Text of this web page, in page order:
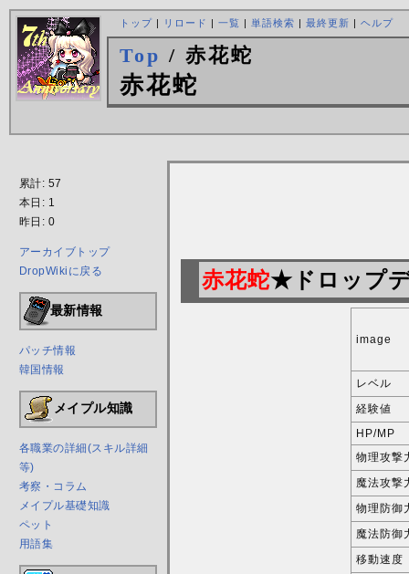
トップ| リロード | 一覧 | 単語検索 | 最終更新 | ヘルプ
Top / 赤花蛇
赤花蛇
累計: 57
本日: 1
昨日: 0
アーカイブトップ
DropWikiに戻る
最新情報
パッチ情報
韓国情報
メイプル知識
各職業の詳細(スキル詳細
等)
考察・コラム
メイプル基礎知識
ペット
用語集
赤花蛇★ドロップ
image
レベル
経験値
HP/MP
物理攻撃
魔法攻撃
物理防御
魔法防御
移動速度